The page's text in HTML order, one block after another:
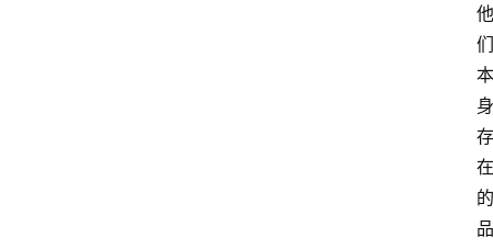
他
们
本
身
存
在
的
品